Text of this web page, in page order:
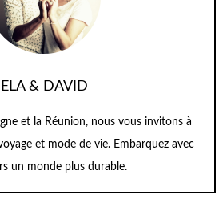
ELA & DAVID
et la Réunion, nous vous invitons à
et mode de vie. Embarquez avec
un monde plus durable.